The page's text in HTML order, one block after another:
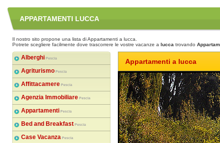
APPARTAMENTI LUCCA
Il nostro sito propone una lista di Appartamenti a lucca.
Potrete scegliere facilmente dove trascorrere le vostre vacanze a lucca trovando
Alberghi Pescia
Agriturismo Pescia
Affittacamere Pescia
Agenzia Immobiliare Pescia
Appartamenti Pescia
Bed and Breakfast Pescia
Case Vacanza Pescia
Appartamenti a lucca